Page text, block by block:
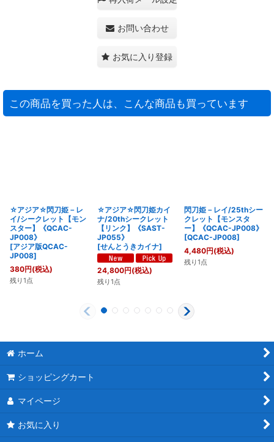
お問い合わせ
お気に入り登録
この商品を買った人は、こんな商品も買っています
☆アジア☆閃刀姫－レ
イ/シークレット【モン
スター】《QCAC-
JP008》
[アジア版QCAC-
JP008]
380円(税込)
残り1点
☆アジア☆閃刀姫カイ
ナ/20thシークレット
【リンク】《SAST-
JP055》
[せんとうきカイナ]
24,800円(税込)
残り1点
閃刀姫－レイ/25thシー
クレット【モンスタ
ー】《QCAC-JP008》
[QCAC-JP008]
4,480円(税込)
残り1点
ホーム
ショッピングカート
マイページ
お気に入り